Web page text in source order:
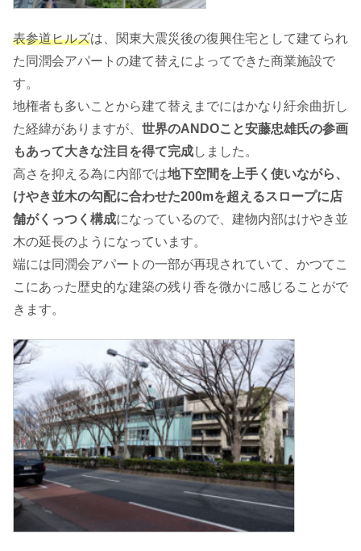
表参道ヒルズは、関東大震災後の復興住宅として建てられ
た同潤会アパートの建て替えによってできた商業施設で
す。
地権者も多いことから建て替えまでにはかなり紆余曲折し
た経緯がありますが、 世界のANDOこと安藤忠雄氏の参画
もあって大きな注目を得て完成しました。
高さを抑える為に内部では地下空間を上手く使いながら、
けやき並木の勾配に合わせた200mを超えるスロープに店
舗がくっつく構成になっているので、建物内部はけやき並
木の延長のようになっています。
端には同潤会アパートの一部が再現されていて、かつてこ
こにあった歴史的な建築の残り香を微かに感じることがで
きます。